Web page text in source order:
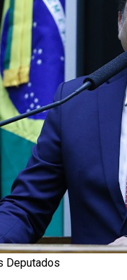
Deputados